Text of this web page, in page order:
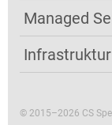
Managed
Infrastruktur
© 2015–2026 CS